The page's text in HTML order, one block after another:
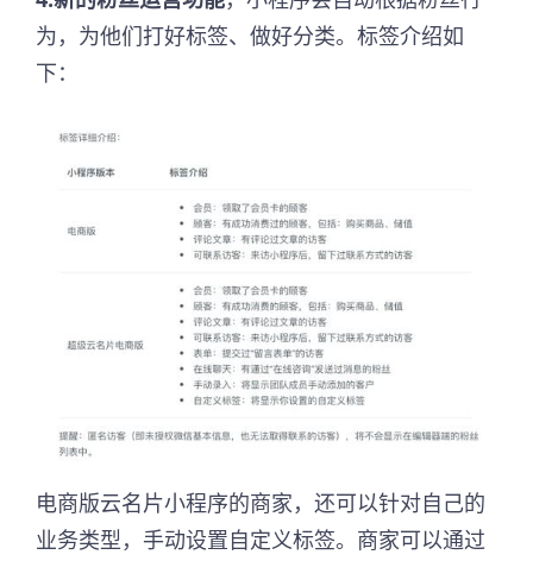
为，为他们打好标签、做好分类。标签介绍如
下：
电商版云名片小程序的商家，还可以针对自己的
业务类型，手动设置自定义标签。商家可以通过